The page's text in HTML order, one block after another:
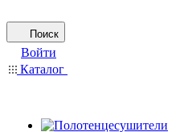
Поиск
Войти
Каталог